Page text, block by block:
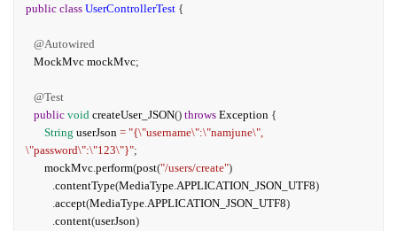
public class UserControllerTest{
@Autowired
MockMvc mockMvc;
@Test
public void createUser_JSON() throws Exception{
String userJson = "{\"username\":\"namjune\",
\"password\":\"123\"}";
mockMvc.perform(post("/users/create")
.contentType(MediaType.APPLICATION_JSON_UTF8)
.accept(MediaType.APPLICATION_JSON_UTF8)
.content(userJson)